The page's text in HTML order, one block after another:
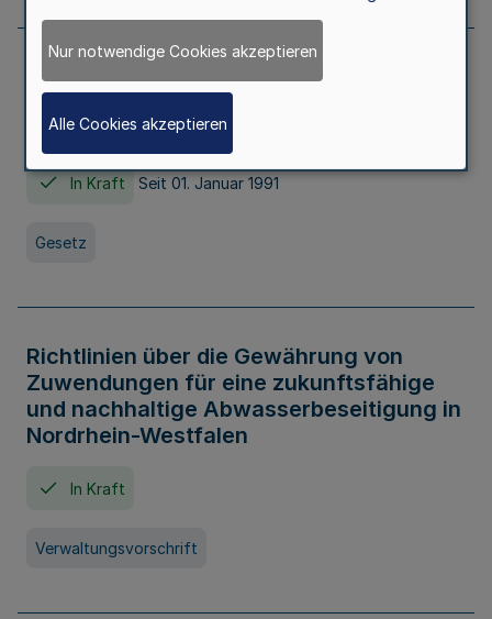
Erstes Gesetz zur Ausführung des
Kinder- und Jugendhilfegesetzes - AG -
KJHG -
In Kraft Seit 01. Januar 1991
Gesetz
Richtlinien über die Gewährung von
Zuwendungen für eine zukunftsfähige
und nachhaltige Abwasserbeseitigung in
Nordrhein-Westfalen
In Kraft
Verwaltungsvorschrift
Nur notwendige Cookies akzeptieren
Alle Cookies akzeptieren